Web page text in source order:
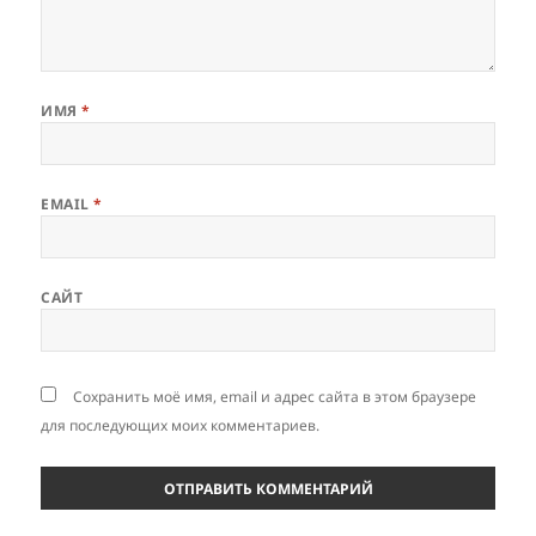
ИМЯ*
EMAIL*
САЙТ
Сохранить моё имя, email и адрес сайта в этом браузере
для последующих моих комментариев.